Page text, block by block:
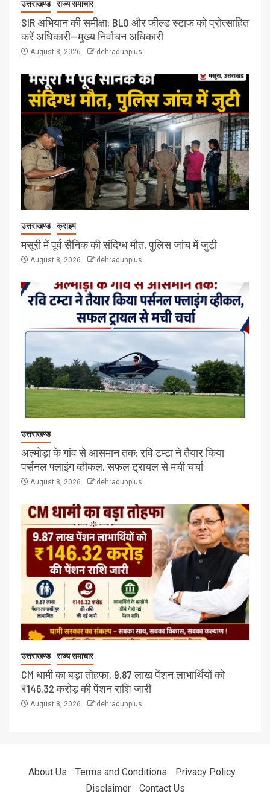
उत्तराखण्ड राज्य समाचार
SIR अभियान की समीक्षा: BLO और फील्ड स्टाफ को प्रोत्साहित
करें अधिकारी—मुख्य निर्वाचन अधिकारी
August 8, 2026 dehradunplus
उत्तराखण्ड क्राइम
मसूरी में पूर्व सैनिक की संदिग्ध मौत, पुलिस जांच में जुटी
August 8, 2026 dehradunplus
उत्तराखण्ड
अल्मोड़ा के गांव से आसमान तक: रवि टम्टा ने तैयार किया
पर्सनल फ्लाइंग व्हीकल, सफल ट्रायल से मची चर्चा
August 8, 2026 dehradunplus
उत्तराखण्ड राज्य समाचार
CM धामी का बड़ा तोहफा, 9.87 लाख पेंशन लाभार्थियों को
₹146.32 करोड़ की पेंशन राशि जारी
August 8, 2026 dehradunplus
About Us Terms and Conditions
Privacy Policy
Disclaimer
Contact Us